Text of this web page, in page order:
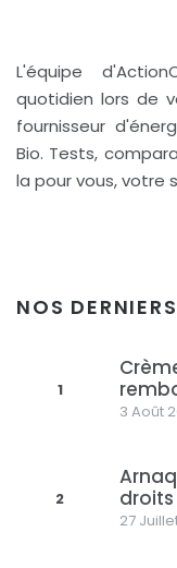
L'équipe
quotidien lors de
fournisseur
Bio. Tests,
la pour vous, votre
NOS
1
3 Août
2
27